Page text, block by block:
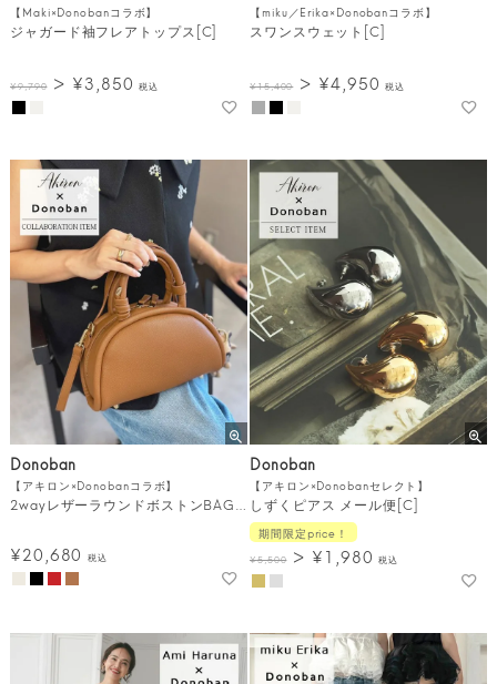
【Maki×Donobanコラボ】
ジャガード袖フレアトップス[C]
¥9,790 ¥3,850 税込
【miku／Erika×Donobanコラボ】
スワンスウェット[C]
¥15,400 ¥4,950 税込
Donoban
【アキロン×Donobanコラボ】
¥20,680 税込
Donoban
【アキロン×Donobanセレクト】
しずくピアス メール便[C]
期間限定price！
¥5,500 ¥1,980 税込